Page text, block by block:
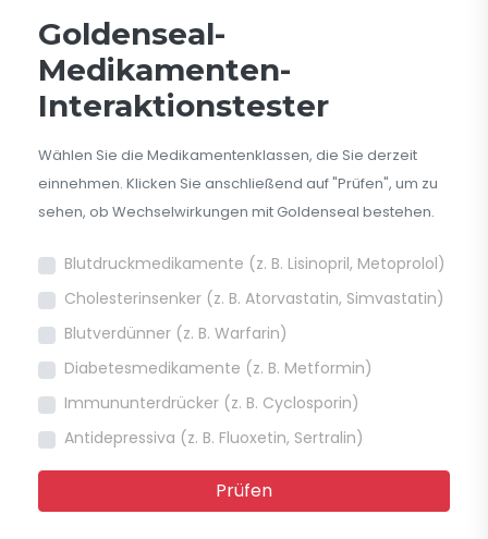
Goldenseal-
Medikamenten-
Interaktionstester
Wählen Sie die Medikamentenklassen, die Sie derzeit
einnehmen. Klicken Sie anschließend auf "Prüfen", um zu
sehen, ob Wechselwirkungen mit Goldenseal bestehen.
Blutdruckmedikamente (z. B. Lisinopril, Metoprolol)
Cholesterinsenker (z. B. Atorvastatin, Simvastatin)
Blutverdünner (z. B. Warfarin)
Diabetesmedikamente (z. B. Metformin)
Immununterdrücker (z. B. Cyclosporin)
Antidepressiva (z. B. Fluoxetin, Sertralin)
Prüfen